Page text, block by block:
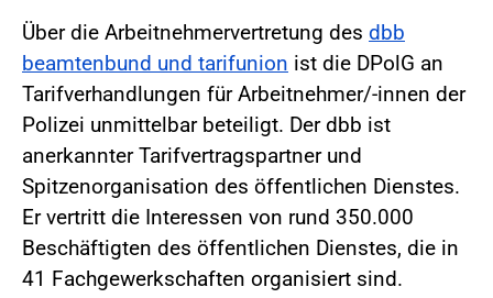
Über die Arbeitnehmervertretung des dbb
beamtenbund und tarifunion ist die DPolG an
Tarifverhandlungen für Arbeitnehmer/-innen der
Polizei unmittelbar beteiligt. Der dbb ist
anerkannter Tarifvertragspartner und
Spitzenorganisation des öffentlichen Dienstes.
Er vertritt die Interessen von rund 350.000
Beschäftigten des öffentlichen Dienstes, die in
41 Fachgewerkschaften organisiert sind.